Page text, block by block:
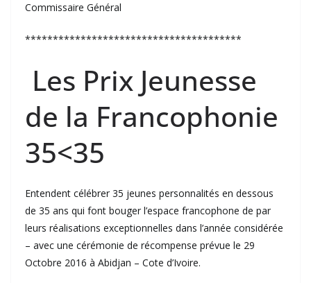
Commissaire Général
***************************************
Les Prix Jeunesse
de la Francophonie
35<35
Entendent célébrer 35 jeunes personnalités en dessous
de 35 ans qui font bouger l’espace francophone de par
leurs réalisations exceptionnelles dans l’année considérée
– avec une cérémonie de récompense prévue le 29
Octobre 2016 à Abidjan – Cote d’Ivoire.